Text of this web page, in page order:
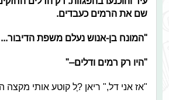
שם את הרמים כעבדים.
"המונח בן-אנוש נעלם משפת
"היו רק רמים ודלים–"
"אז אני דל," ריאן ?ֶל קוטע אותי